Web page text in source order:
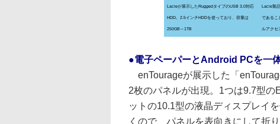
Lacieが展示したRuggedタイプのUSB 3.0対応
HDD。2.5インチHDDを使っており、容量は
250GB～1TB
Lacie製
であるこ
ルアクセ
●電子ペーパーとAndroid PCを一
enTourageが展示した「
2枚のパネルが出現。1つは9.7型
ットの10.1型の液晶ディスプレイ
くので、パネルを表向きにして折